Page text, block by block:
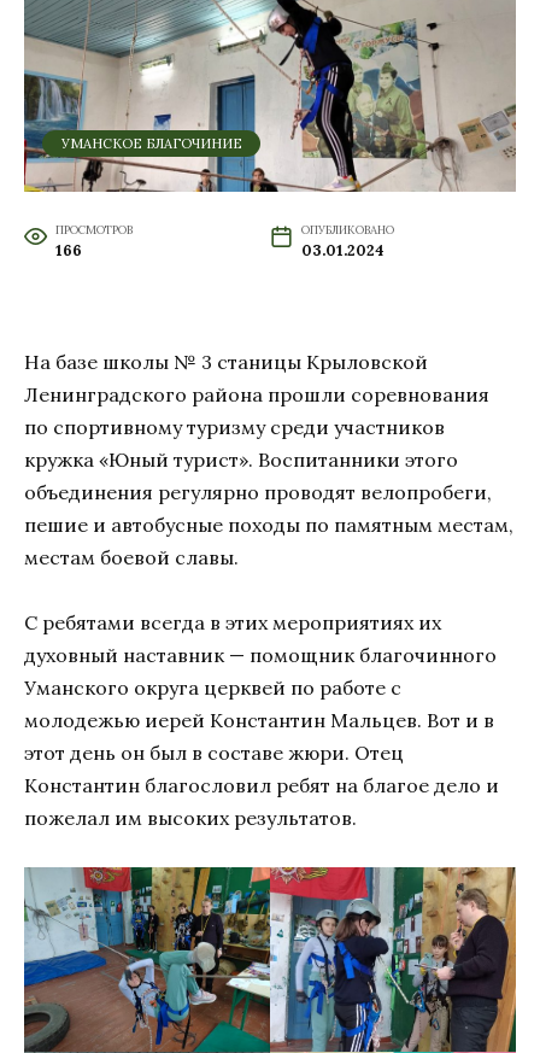
УМАНСКОЕ БЛАГОЧИНИЕ
ПРОСМОТРОВ
166
ОПУБЛИКОВАНО
03.01.2024
На базе школы № 3 станицы Крыловской
Ленинградского района прошли соревнования
по спортивному туризму среди участников
кружка «Юный турист». Воспитанники этого
объединения регулярно проводят велопробеги,
пешие и автобусные походы по памятным местам,
местам боевой славы.
С ребятами всегда в этих мероприятиях их
духовный наставник — помощник благочинного
Уманского округа церквей по работе с
молодежью иерей Константин Мальцев. Вот и в
этот день он был в составе жюри. Отец
Константин благословил ребят на благое дело и
пожелал им высоких результатов.